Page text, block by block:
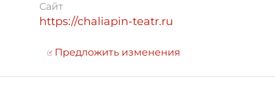
Сайт
https://chaliapin-teatr.ru
Предложить изменения